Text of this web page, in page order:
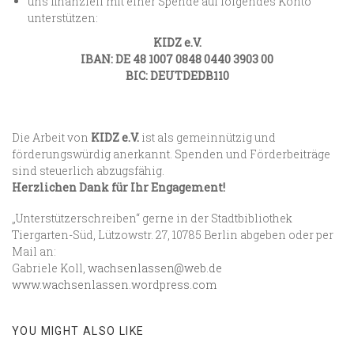
unterstützen:
KIDZ e.V.
IBAN: DE 48 1007 0848 0440 3903 00
BIC: DEUTDEDB110
Die Arbeit von KIDZ e.V. ist als gemeinnützig und
förderungswürdig anerkannt. Spenden und Förderbeiträge
sind steuerlich abzugsfähig.
Herzlichen Dank für Ihr Engagement!
„Unterstützerschreiben“ gerne in der Stadtbibliothek
Tiergarten-Süd, Lützowstr. 27, 10785 Berlin abgeben oder per
Mail an:
Gabriele Koll, wachsenlassen@web.de
www.wachsenlassen.wordpress.com
YOU MIGHT ALSO LIKE